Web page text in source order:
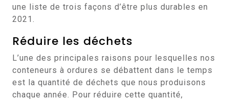
une liste de trois façons d’être plus durables en
2021.
Réduire les déchets
L’une des principales raisons pour lesquelles nos
conteneurs à ordures se débattent dans le temps
est la quantité de déchets que nous produisons
chaque année. Pour réduire cette quantité,